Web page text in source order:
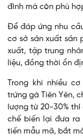
đình mà còn phù
Để đáp ứng nhu
cơ sở sản xuất sản
xuất, tập trung
liệu, đồng thời ổn
Trong khi nhiều
trứng gà Tiên Yên,
lượng từ 20-30%
chế biến lại đưa ra
tiến mẫu mã, bắt